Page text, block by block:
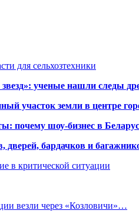
для сельхозтехники
ученые нашли следы
участок земли в центре
почему шоу-бизнес в
дверей, бардачков и
в критической ситуации
везли через «Козловичи»…